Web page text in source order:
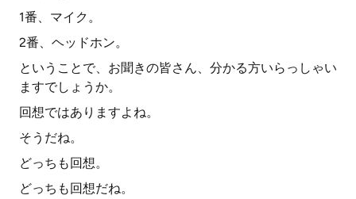
1番、マイク。
2番、ヘッドホン。
ということで、お聞きの皆さん、分かる方いらっしゃい
ますでしょうか。
回想ではありますよね。
そうだね。
どっちも回想。
どっちも回想だね。